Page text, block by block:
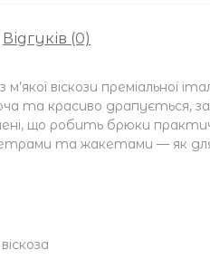
Відгуків (0)
м’якої віскози преміальної
та красиво драпується,
що робить брюки
та жакетами — як для